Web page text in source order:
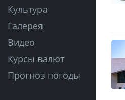
Культура
Галерея
Видео
Курсы валют
Прогноз погоды